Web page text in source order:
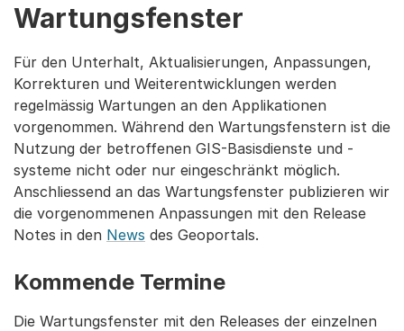
Wartungsfenster
Für den Unterhalt, Aktualisierungen, Anpassungen,
Korrekturen und Weiterentwicklungen werden
regelmässig Wartungen an den Applikationen
vorgenommen. Während den Wartungsfenstern ist die
Nutzung der betroffenen GIS-Basisdienste und -
systeme nicht oder nur eingeschränkt möglich.
Anschliessend an das Wartungsfenster publizieren wir
die vorgenommenen Anpassungen mit den Release
Notes in den News des Geoportals.
Kommende Termine
Die Wartungsfenster mit den Releases der einzelnen